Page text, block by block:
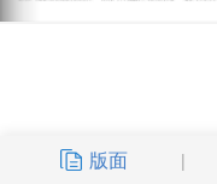
版面 |